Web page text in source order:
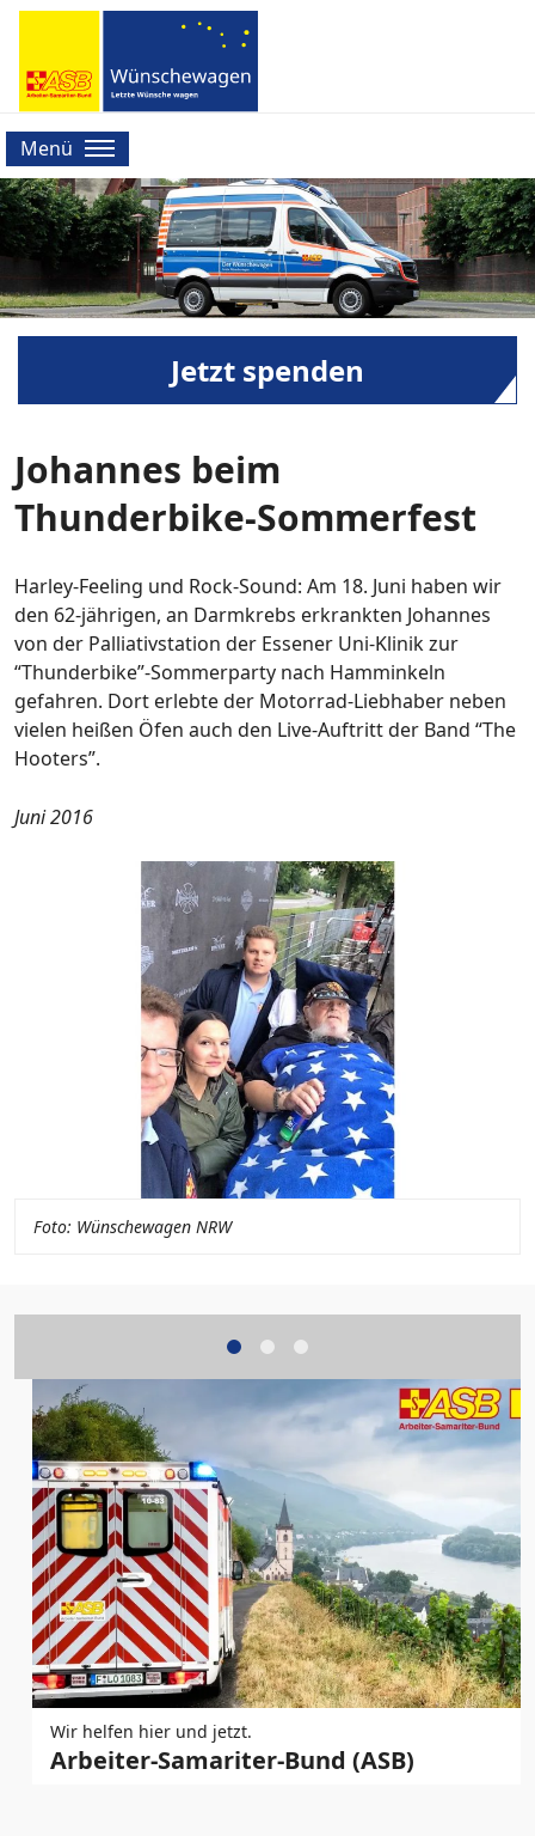
Menü
Jetzt spenden
Johannes beim
Thunderbike-Sommerfest
Harley-Feeling und Rock-Sound: Am 18. Juni haben wir
den 62-jährigen, an Darmkrebs erkrankten Johannes
von der Palliativstation der Essener Uni-Klinik zur
“Thunderbike”-Sommerparty nach Hamminkeln
gefahren. Dort erlebte der Motorrad-Liebhaber neben
vielen heißen Öfen auch den Live-Auftritt der Band “The
Hooters”.
Juni 2016
Foto: Wünschewagen NRW
Wir helfen hier und jetzt.
Arbeiter-Samariter-Bund (ASB)